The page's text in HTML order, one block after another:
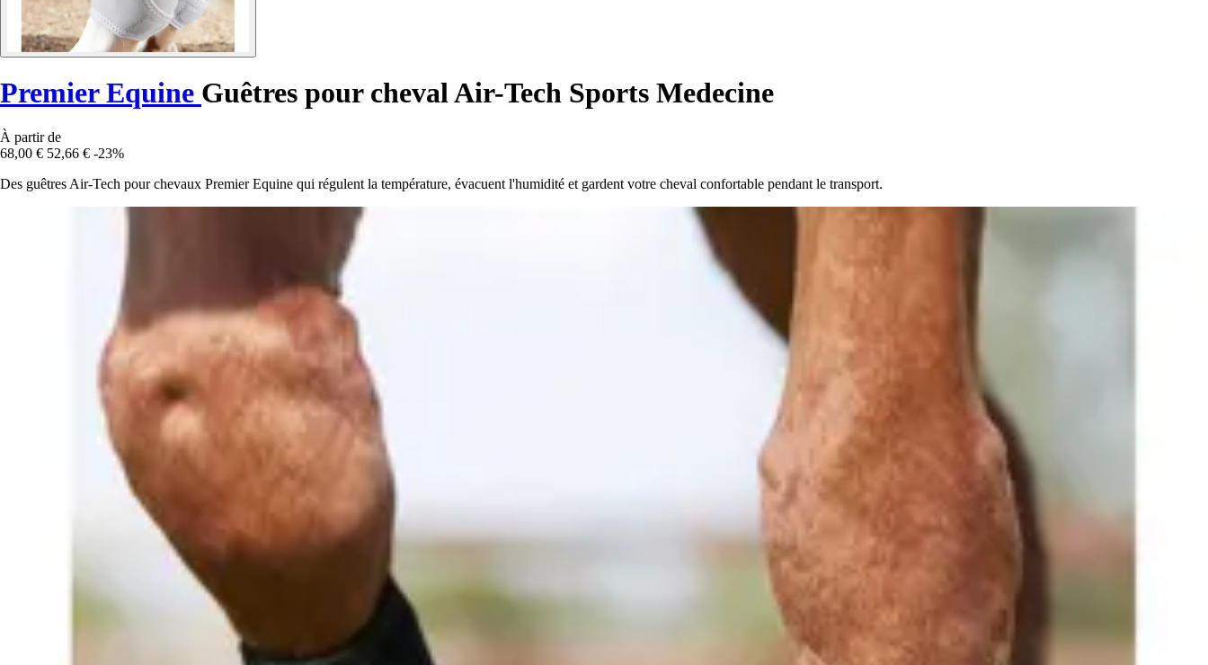
Premier Equine Guêtres pour cheval Air-Tech Sports Medecine
À partir de
68,00 € 52,66 € -23%
Des guêtres Air-Tech pour chevaux Premier Equine qui régulent la température, évacuent l'humidité et gardent votre cheval confortable pendant le transport.